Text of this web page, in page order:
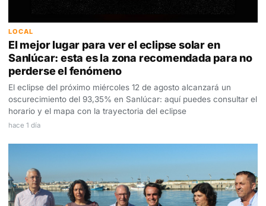
LOCAL
El mejor lugar para ver el eclipse solar en
Sanlúcar: esta es la zona recomendada para no
perderse el fenómeno
El eclipse del próximo miércoles 12 de agosto alcanzará un
oscurecimiento del 93,35% en Sanlúcar: aquí puedes consultar el
horario y el mapa con la trayectoria del eclipse
hace 1 día